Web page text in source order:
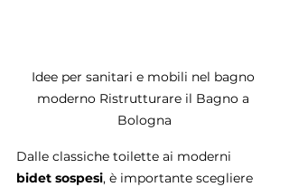
Idee per sanitari e mobili nel bagno
moderno Ristrutturare il Bagno a
Bologna
Dalle classiche toilette ai moderni
bidet sospesi, è importante scegliere